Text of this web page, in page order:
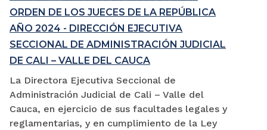
ORDEN DE LOS JUECES DE LA REPÚBLICA
AÑO 2024 - DIRECCIÓN EJECUTIVA
SECCIONAL DE ADMINISTRACIÓN JUDICIAL
DE CALI – VALLE DEL CAUCA
La Directora Ejecutiva Seccional de
Administración Judicial de Cali – Valle del
Cauca, en ejercicio de sus facultades legales y
reglamentarias, y en cumplimiento de la Ley